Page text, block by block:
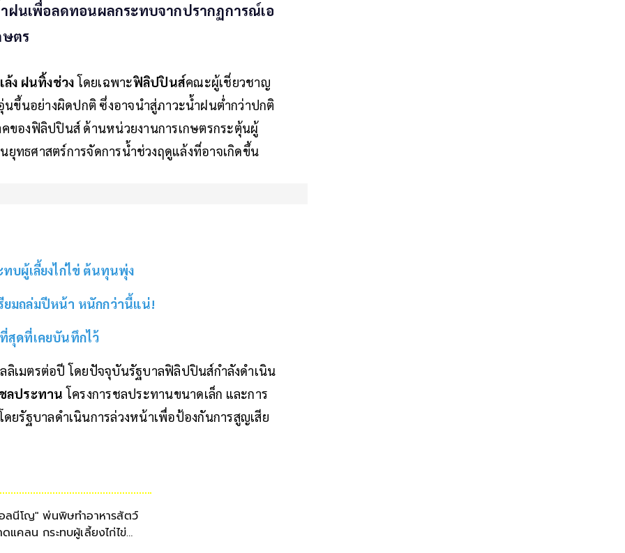
นเพื่อลดทอนผลกระทบจากปรากฏการณ์เอ
ษตร
ล้ง ฝนทิ้งช่วงโดยเฉพาะฟิลิปปินส์คณะผู้เชี่ยวชาญ
นอย่างผิดปกติ ซึ่งอาจนำสู่ภาวะน้ำฝนต่ำกว่าปกติ
ของฟิลิปปินส์ ด้านหน่วยงานการเกษตรกระตุ้นผู้
ทธศาสตร์การจัดการน้ำช่วงฤดูแล้งที่อาจเกิดขึ้น
บผู้เลี้ยงไก่ไข่ ต้นทุนพุ่ง
ยมถล่มปีหน้า หนักกว่านี้แน่!
สุดที่เคยบันทึกไว้
ลิเมตรต่อปี โดยปัจจุบันรัฐบาลฟิลิปปินส์กำลังดำเนิน
ลประทาน โครงการชลประทานขนาดเล็ก และการ
ยรัฐบาลดำเนินการล่วงหน้าเพื่อป้องกันการสูญเสีย
ลนีโญ" พ่นพิษทำอาหารสัตว์
ดแคลน กระทบผู้เลี้ยงไก่ไข่